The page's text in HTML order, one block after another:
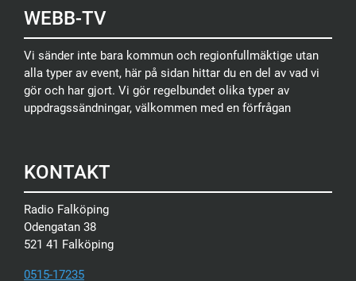
WEBB-TV
Vi sänder inte bara kommun och regionfullmäktige utan
alla typer av event, här på sidan hittar du en del av vad vi
gör och har gjort. Vi gör regelbundet olika typer av
uppdragssändningar, välkommen med en förfrågan
KONTAKT
Radio Falköping
Odengatan 38
521 41 Falköping
0515-17235